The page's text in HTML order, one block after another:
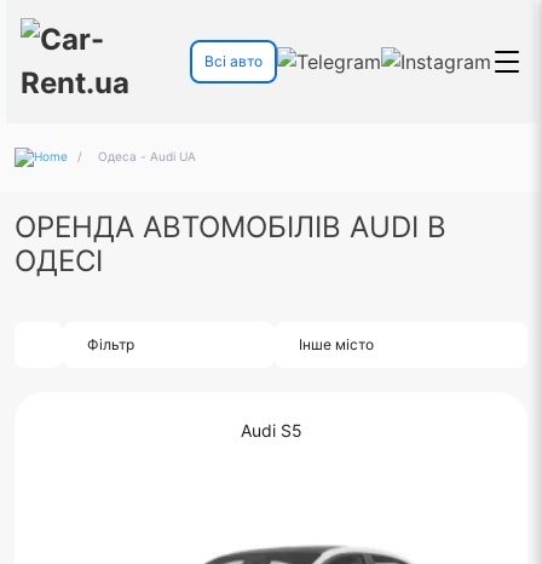
Всі авто
/ Одеса - Audi UA
ОРЕНДА АВТОМОБІЛІВ AUDI В
ОДЕСІ
Фільтр Інше місто
Audi S5